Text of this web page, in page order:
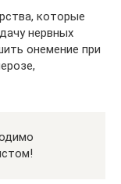
которые
нервных
онемение при